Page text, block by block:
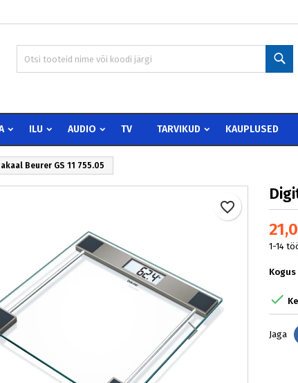
ILU AUDIO TV TARVIKUD KAUPLUSED
Beurer GS 11 755.05
1-14
Kogus
favorite_border

Jaga
Create new list
peate olema sisselogitud, et tooteid soovinimekirja lisada.